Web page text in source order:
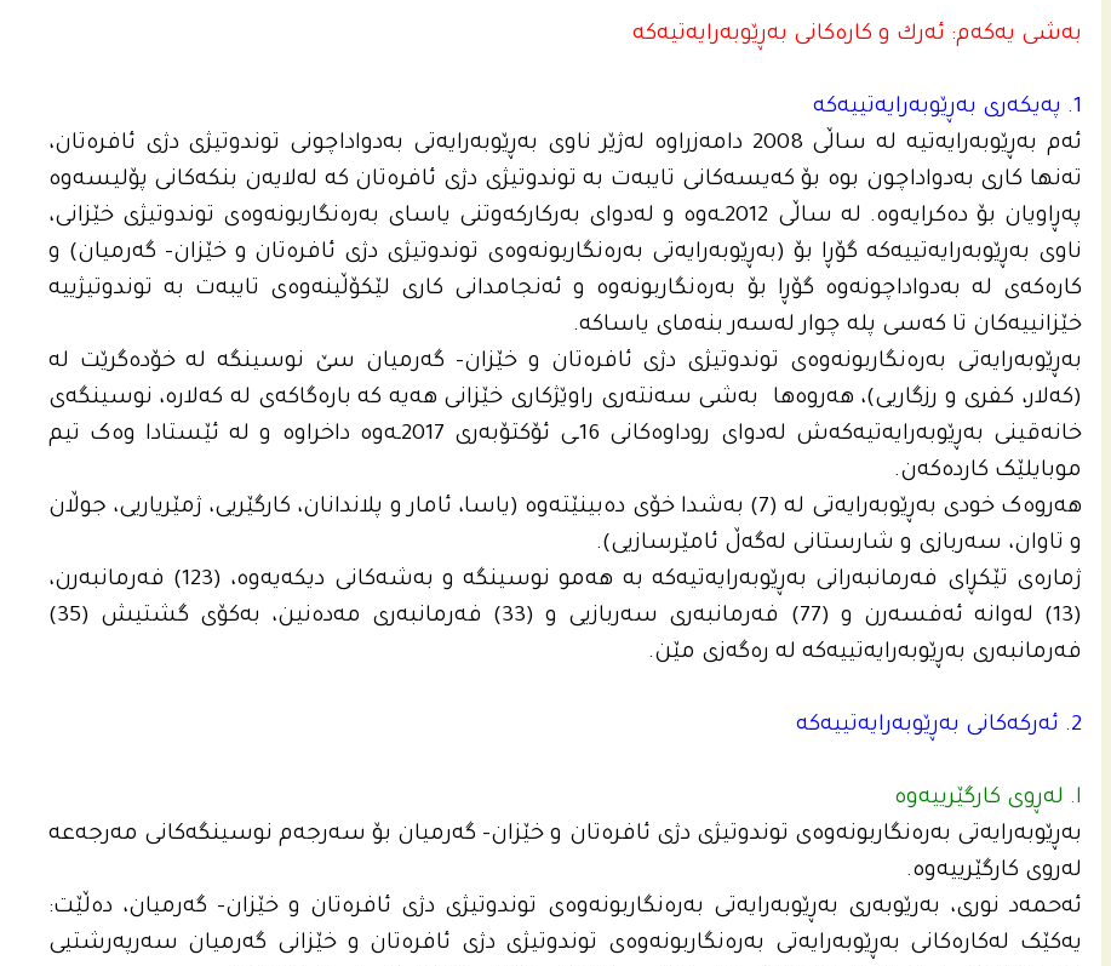
بەشی یەکەم: ئه‌رك و کارەکانی بەڕێوبەرایەتیه‌كه‌
1. په‌یكه‌رى به‌ڕێوبه‌رایه‌تییه‌كه‌
ئەم بەڕێوبەرایەتیە لە ساڵی 2008 دامەزراوە لەژێر ناوی بەڕێوبەرایەتی بەدواداچونی توندوتیژی دژی ئافرەتان،
تەنها کاری بەدواداچون بوە بۆ کەیسەکانی تایبەت بە توندوتیژی دژی ئافرەتان کە لەلایەن بنکەکانی پۆلیسەوە
پەڕاویان بۆ دەکرایەوە. لە ساڵی 2012ـه‌وه‌ و لەدوای بەرکارکەوتنی یاسای بەرەنگاربونەوەی توندوتیژی خێزانی،
ناوی بەڕێوبەرایەتییه‌كه‌ گۆڕا بۆ (بەڕێوبەرایەتی بەرەنگاربونەوەی توندوتیژی دژی ئافرەتان و خێزان- گه‌رمیان) و
کارەکەی لە بەدواداچونەوە گۆڕا بۆ بەرەنگاربونەوە و ئەنجامدانی کاری لێکۆڵینەوەی تایبەت بە توندوتیژییە
خێزانییەکان تا کەسی پلە چوار لەسەر بنەمای یاساکە.
بەڕێوبەرایەتی بەرەنگاربونەوەی توندوتیژی دژی ئافرەتان و خێزان- گەرمیان سێ نوسینگە لە خۆدەگرێت لە
(کەلار، کفری و رزگاریی)، هەروەها بەشی سەنتەری راوێژکاری خێزانی هه‌یه‌ كه‌ باره‌گاكه‌ى له‌ كه‌لاره‌، نوسینگەی
خانەقینی به‌ڕێوبه‌رایه‌تیه‌كه‌ش لەدوای روداوه‌كانى 16ـى ئۆکتۆبەری 2017ـه‌وه‌ داخراوە و لە ئێستادا وەک تیم
موبایلێک کاردەکەن.
هەروەک خودی بەڕێوبەرایەتی لە (7) بەشدا خۆی دەبینێتەوە (یاسا، ئامار و پلاندانان، کارگێریی، ژمێریاریی، جوڵان
و تاوان، سەربازی و شارستانی له‌گه‌ڵ ئامێرسازیی).
ژمارەی تێکڕای فەرمانبەرانی بەڕێوبەرایەتیه‌كه‌ به‌ هه‌مو نوسینگه‌ و به‌شه‌كانى دیكه‌یه‌وه‌، (123) فه‌رمانبه‌رن،
(13) له‌وانه‌ ئەفسەرن و (77) فه‌رمانبه‌رى سه‌ربازیی و (33) فەرمانبەری مەدەنین، به‌كۆی گشتیش (35)
فه‌رمانبه‌رى به‌ڕێوبه‌رایه‌تییه‌كه‌ له‌ ره‌گه‌زی مێن.
2. ئه‌ركه‌كانى به‌ڕێوبه‌رایه‌تییه‌كه‌
ا. لەڕوی کارگێرییەوە
بەڕێوبەرایەتی بەرەنگاربونەوەی توندوتیژی دژی ئافرەتان و خێزان- گەرمیان بۆ سەرجەم نوسینگەکانی مەرجەعە
لەروی کارگێرییەوە.
ئەحمه‌د نوری، بەرێوبەری بەڕێوبەرایەتی بەرەنگاربونەوەی توندوتیژی دژی ئافرەتان و خێزان- گەرمیان، دەڵێت:
یەکێک لەکارەکانی بەڕێوبەرایەتی بەرەنگاربونەوەی توندوتیژی دژی ئافرەتان و خێزانی گەرمیان سەرپەرشتیى